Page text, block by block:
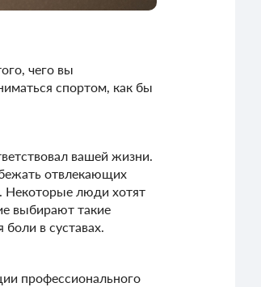
чего вы
спортом, как бы
вашей жизни.
отвлекающих
Некоторые люди хотят
выбирают такие
в суставах.
профессионального